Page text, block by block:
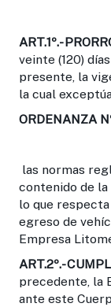
ART.1º.-
veinte (120)
presente, la
la cual
ORDENANZA
las normas
contenido de la
lo que
egreso de
Empresa
ART.2º.-
precedente, la
ante este